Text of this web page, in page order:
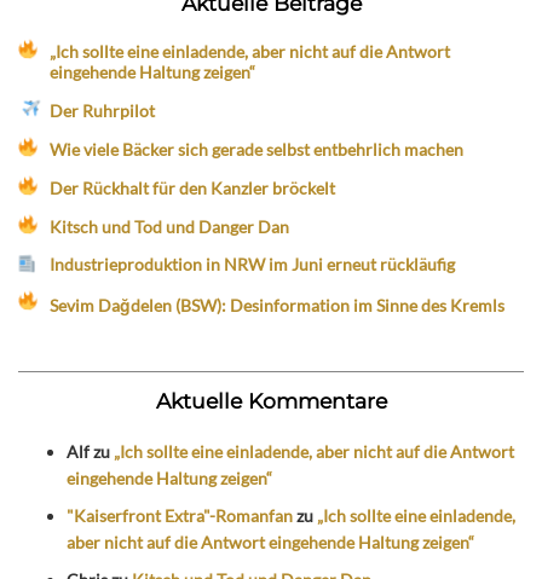
„Ich sollte eine einladende, aber nicht auf die Antwort
eingehende Haltung zeigen“
Der Ruhrpilot
Wie viele Bäcker sich gerade selbst entbehrlich machen
Der Rückhalt für den Kanzler bröckelt
Kitsch und Tod und Danger Dan
Industrieproduktion in NRW im Juni erneut rückläufig
Sevim Dağdelen (BSW): Desinformation im Sinne des Kremls
Aktuelle Kommentare
Alfzu „Ich sollte eine einladende, aber nicht auf die Antwort
eingehende Haltung zeigen“
"Kaiserfront Extra"-Romanfanzu „Ich sollte eine einladende,
aber nicht auf die Antwort eingehende Haltung zeigen“